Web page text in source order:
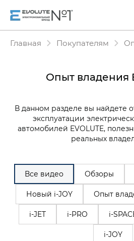
Главная Покупателям
Опыт владения
В данном разделе вы найдете
эксплуатации
автомобилей EVOLUTE,
реальных
Все видео Обзоры
Новый i-JOY Опыт
i-JET i-PRO i-
i-JOY